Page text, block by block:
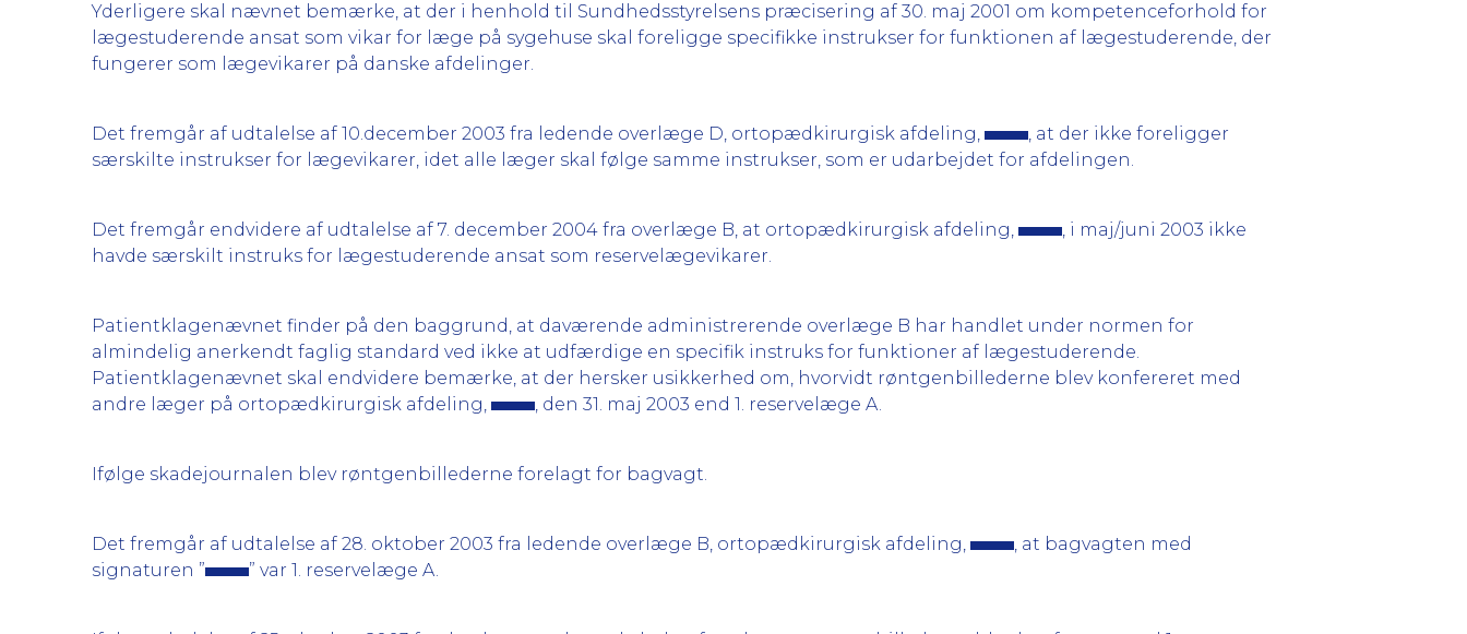
Yderligere skal nævnet bemærke, at der i henhold til Sundhedsstyrelsens præcisering af 30. maj 2001 om kompetenceforhold for
lægestuderende ansat som vikar for læge på sygehuse skal foreligge specifikke instrukser for funktionen af lægestuderende, der
fungerer som lægevikarer på danske afdelinger.
Det fremgår af udtalelse af 10.december 2003 fra ledende overlæge D, ortopædkirurgisk afdeling,
, at der ikke foreligger
særskilte instrukser for lægevikarer, idet alle læger skal følge samme instrukser, som er udarbejdet for afdelingen.
Det fremgår endvidere af udtalelse af 7. december 2004 fra overlæge B, at ortopædkirurgisk afdeling,
, i maj/juni 2003 ikke
havde særskilt instruks for lægestuderende ansat som reservelægevikarer.
Patientklagenævnet finder på den baggrund, at daværende administrerende overlæge B har handlet under normen for
almindelig anerkendt faglig standard ved ikke at udfærdige en specifik instruks for funktioner af lægestuderende.
Patientklagenævnet skal endvidere bemærke, at der hersker usikkerhed om, hvorvidt røntgenbillederne blev konfereret med
andre læger på ortopædkirurgisk afdeling,
, den 31. maj 2003 end 1. reservelæge A.
Ifølge skadejournalen blev røntgenbillederne forelagt for bagvagt.
Det fremgår af udtalelse af 28. oktober 2003 fra ledende overlæge B, ortopædkirurgisk afdeling,
, at bagvagten med
signaturen ”
” var 1. reservelæge A.